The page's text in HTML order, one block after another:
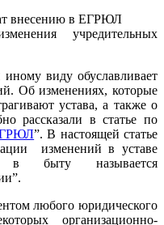
внесению в ЕГРЮЛ
учредительных
виду обуславливает
Об изменениях, которые
устава, а также о
рассказали в статье по
”. В настоящей статье
изменений в уставе
в быту называется
любого юридического
организационно-